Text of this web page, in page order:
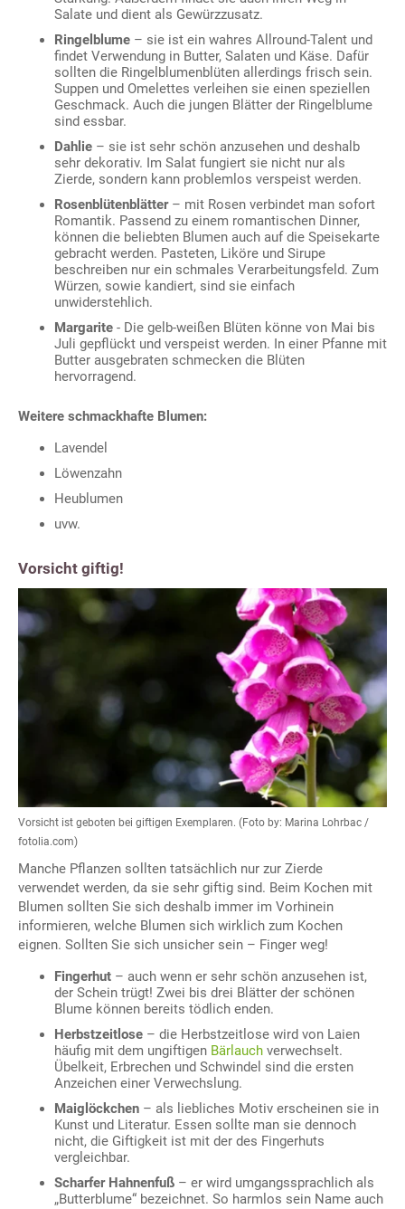
Salate und dient als Gewürzzusatz.
Ringelblume – sie ist ein wahres Allround-Talent und
findet Verwendung in Butter, Salaten und Käse. Dafür
sollten die Ringelblumenblüten allerdings frisch sein.
Suppen und Omelettes verleihen sie einen speziellen
Geschmack. Auch die jungen Blätter der Ringelblume
sind essbar.
Dahlie – sie ist sehr schön anzusehen und deshalb
sehr dekorativ. Im Salat fungiert sie nicht nur als
Zierde, sondern kann problemlos verspeist werden.
Rosenblütenblätter– mit Rosen verbindet man sofort
Romantik. Passend zu einem romantischen Dinner,
können die beliebten Blumen auch auf die Speisekarte
gebracht werden. Pasteten, Liköre und Sirupe
beschreiben nur ein schmales Verarbeitungsfeld. Zum
Würzen, sowie kandiert, sind sie einfach
unwiderstehlich.
Margarite - Die gelb-weißen Blüten könne von Mai bis
Juli gepflückt und verspeist werden. In einer Pfanne mit
Butter ausgebraten schmecken die Blüten
hervorragend.
Weitere schmackhafte Blumen:
Lavendel
Löwenzahn
Heublumen
uvw.
Vorsicht giftig!
Vorsicht ist geboten bei giftigen Exemplaren. (Foto by: Marina Lohrbac /
fotolia.com)
Manche Pflanzen sollten tatsächlich nur zur Zierde
verwendet werden, da sie sehr giftig sind. Beim Kochen mit
Blumen sollten Sie sich deshalb immer im Vorhinein
informieren, welche Blumen sich wirklich zum Kochen
eignen. Sollten Sie sich unsicher sein – Finger weg!
Fingerhut – auch wenn er sehr schön anzusehen ist,
der Schein trügt! Zwei bis drei Blätter der schönen
Blume können bereits tödlich enden.
Herbstzeitlose – die Herbstzeitlose wird von Laien
häufig mit dem ungiftigen Bärlauch verwechselt.
Übelkeit, Erbrechen und Schwindel sind die ersten
Anzeichen einer Verwechslung.
Maiglöckchen – als liebliches Motiv erscheinen sie in
Kunst und Literatur. Essen sollte man sie dennoch
nicht, die Giftigkeit ist mit der des Fingerhuts
vergleichbar.
Scharfer Hahnenfuß – er wird umgangssprachlich als
„Butterblume“ bezeichnet. So harmlos sein Name auch